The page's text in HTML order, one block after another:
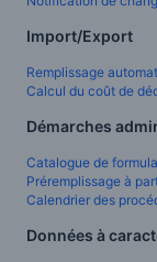
Import/Export
Remplissage
Calcul du coût de
Démarches
Catalogue de
Préremplissage à
Calendrier des
Données à